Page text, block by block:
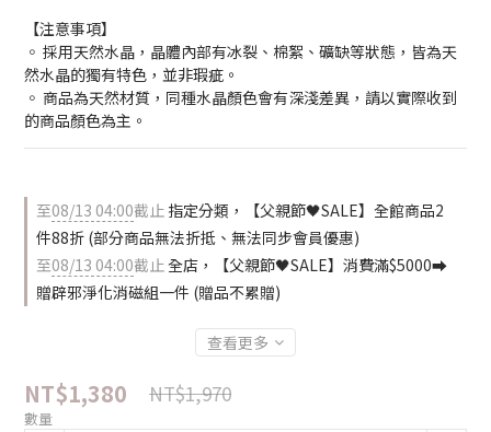
【注意事項】
◦ 採用天然水晶，晶體內部有冰裂、棉絮、礦缺等狀態，皆為天
然水晶的獨有特色，並非瑕疵。
◦ 商品為天然材質，同種水晶顏色會有深淺差異，請以實際收到
的商品顏色為主。
至08/13 04:00截止 指定分類，【父親節🖤SALE】全館商品2
件88折 (部分商品無法折抵、無法同步會員優惠)
至08/13 04:00截止全店，【父親節🖤SALE】消費滿$5000⮕
贈辟邪淨化消磁組一件 (贈品不累贈)
查看更多
NT$1,380 NT$1,970
數量